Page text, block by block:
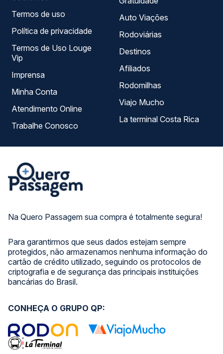
Na Quero Passagem sua compra é totalmente segura!
Para garantirmos que seus dados estejam sempre
protegidos, não armazenamos nenhuma informação do
cartão de crédito utilizado, seguindo os protocolos de
criptografia e de segurança das principais instituições
bancárias do Brasil.
Termos de uso
Política de privacidade
Termos de Uso Louge
Vip
Imprensa
Minha Conta
Atendimento Online
Trabalhe Conosco
Auto Viações
Rodoviárias
Destinos
Afiliados
Rodomilhas
Viajo Mucho
La terminal Costa Rica
CONHEÇA O GRUPO QP: